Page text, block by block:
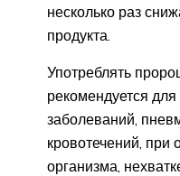
несколько раз
продукта.
Употреблять
рекомендуется
заболеваний,
кровотечений,
организма,